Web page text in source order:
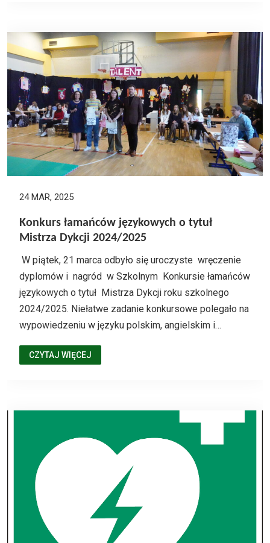
24 MAR, 2025
Konkurs łamańców językowych o tytuł
Mistrza Dykcji 2024/2025
W piątek, 21 marca odbyło się uroczyste wręczenie
dyplomów i nagród w Szkolnym Konkursie łamańców
językowych o tytuł Mistrza Dykcji roku szkolnego
2024/2025. Niełatwe zadanie konkursowe polegało na
wypowiedzeniu w języku polskim, angielskim i…
CZYTAJ WIĘCEJ